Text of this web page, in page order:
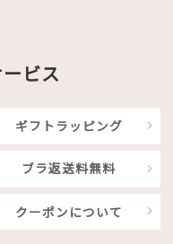
ビス
ギフトラッピング
ブラ返送料無料
クーポンについて